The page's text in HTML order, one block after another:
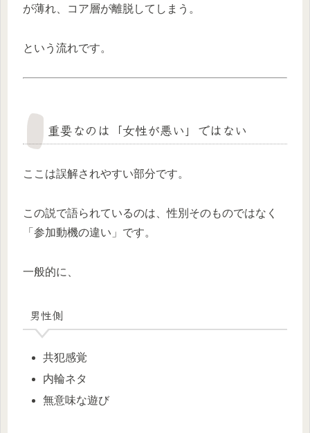
が薄れ、コア層が離脱してしまう。
という流れです。
重要なのは「女性が悪い」ではない
ここは誤解されやすい部分です。
この説で語られているのは、性別そのものではなく
「参加動機の違い」です。
一般的に、
男性側
共犯感覚
内輪ネタ
無意味な遊び